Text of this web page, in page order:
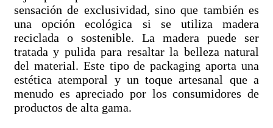
sensación de exclusividad, sino que también es
una opción ecológica si se utiliza madera
reciclada o sostenible. La madera puede ser
tratada y pulida para resaltar la belleza natural
del material. Este tipo de packaging aporta una
estética atemporal y un toque artesanal que a
menudo es apreciado por los consumidores de
productos de alta gama.